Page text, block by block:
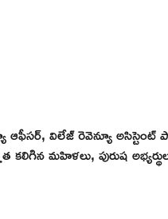
విలేజ్ రెవెన్యూ అసిస్టెంట్
మహిళలు, పురుష